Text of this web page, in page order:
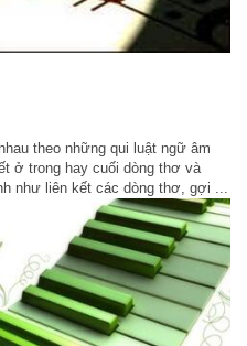
theo những qui luật ngữ âm
ở trong hay cuối dòng thơ và
như liên kết các dòng thơ, gợi ...